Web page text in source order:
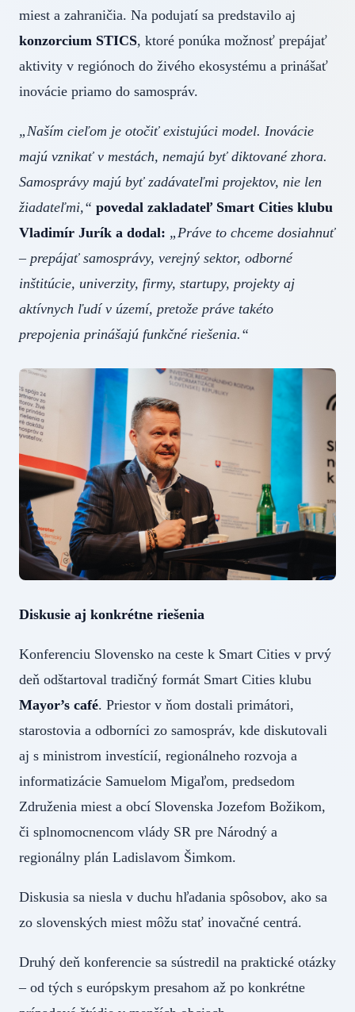
miest a zahraničia. Na podujatí sa predstavilo aj
konzorcium STICS, ktoré ponúka možnosť prepájať
aktivity v regiónoch do živého ekosystému a prinášať
inovácie priamo do samospráv.
„Naším cieľom je otočiť existujúci model. Inovácie
majú vznikať v mestách, nemajú byť diktované zhora.
Samosprávy majú byť zadávateľmi projektov, nie len
žiadateľmi,“ povedal zakladateľ Smart Cities klubu
Vladimír Jurík a dodal: „Práve to chceme dosiahnuť
– prepájať samosprávy, verejný sektor, odborné
inštitúcie, univerzity, firmy, startupy, projekty aj
aktívnych ľudí v území, pretože práve takéto
prepojenia prinášajú funkčné riešenia.“
Diskusie aj konkrétne riešenia
Konferenciu Slovensko na ceste k Smart Cities v prvý
deň odštartoval tradičný formát Smart Cities klubu
Mayor’s café. Priestor v ňom dostali primátori,
starostovia a odborníci zo samospráv, kde diskutovali
aj s ministrom investícií, regionálneho rozvoja a
informatizácie Samuelom Migaľom, predsedom
Združenia miest a obcí Slovenska Jozefom Božikom,
či splnomocnencom vlády SR pre Národný a
regionálny plán Ladislavom Šimkom.
Diskusia sa niesla v duchu hľadania spôsobov, ako sa
zo slovenských miest môžu stať inovačné centrá.
Druhý deň konferencie sa sústredil na praktické otázky
– od tých s európskym presahom až po konkrétne